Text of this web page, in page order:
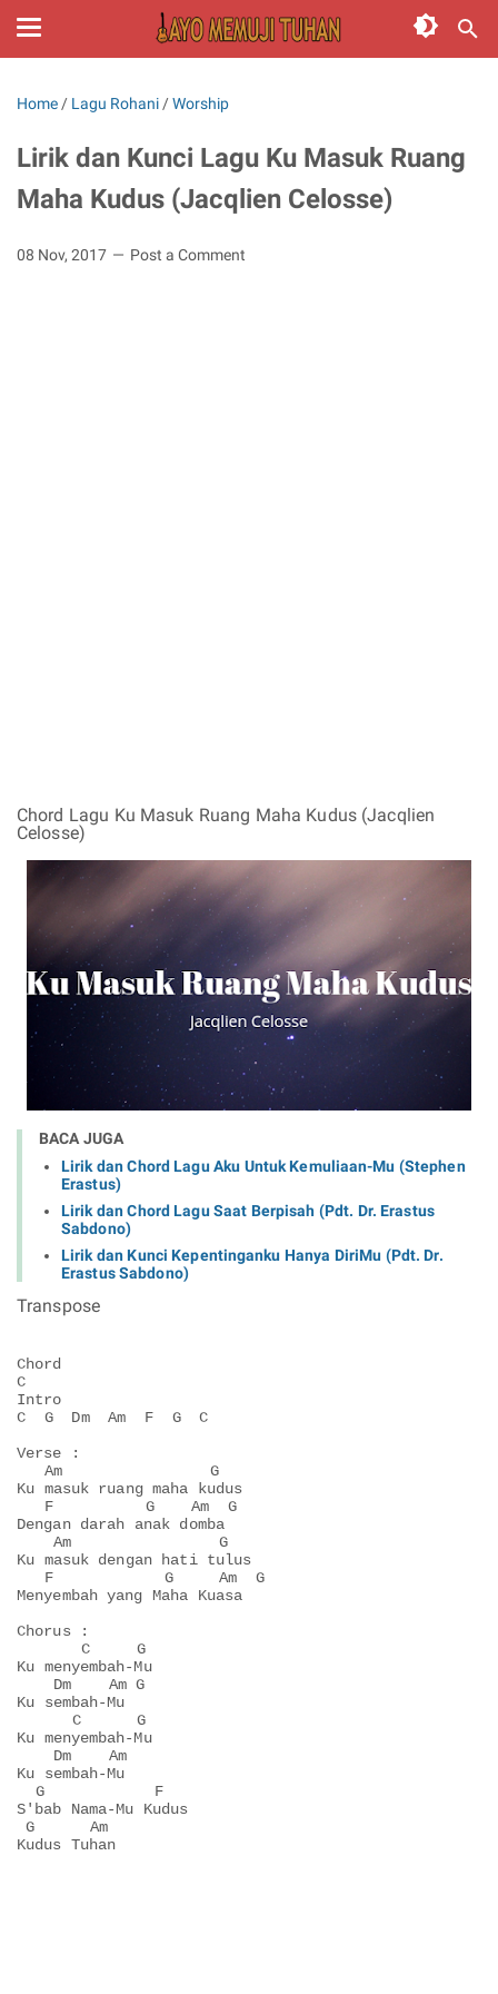
Home / Lagu Rohani /Worship
Lirik dan Kunci Lagu Ku Masuk Ruang
Maha Kudus (Jacqlien Celosse)
08 Nov, 2017 Post a Comment
Chord Lagu Ku Masuk Ruang Maha Kudus (Jacqlien
Celosse)
BACA JUGA
Lirik dan Chord Lagu Aku Untuk Kemuliaan-Mu (Stephen
Erastus)
Lirik dan Chord Lagu Saat Berpisah (Pdt. Dr. Erastus
Sabdono)
Lirik dan Kunci Kepentinganku Hanya DiriMu (Pdt. Dr.
Erastus Sabdono)
Transpose
Chord
C
Intro
C  G  Dm  Am  F  G  C
Verse :
   Am                G
Ku masuk ruang maha kudus
   F          G    Am  G
Dengan darah anak domba
    Am                G
Ku masuk dengan hati tulus
   F            G     Am  G
Menyembah yang Maha Kuasa
Chorus :
       C     G
Ku menyembah-Mu
    Dm    Am G
Ku sembah-Mu
      C      G
Ku menyembah-Mu
    Dm    Am
Ku sembah-Mu
  G            F
S'bab Nama-Mu Kudus
G      Am
Kudus Tuhan